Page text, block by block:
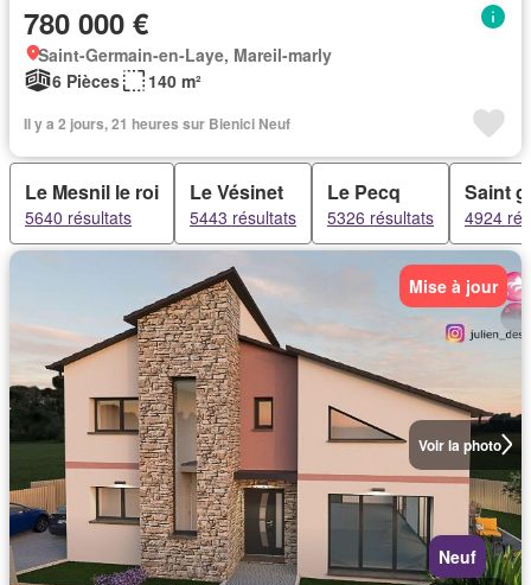
780 000 €
Saint-Germain-en-Laye, Mareil-marly
6 Pièces
140 m²
Il y a 2 jours, 21 heures sur Bienici Neuf
Le Mesnil le roi
5640 résultats
Le Vésinet
5443 résultats
Le Pecq
5326 résultats
Saint
4924
Voir la photo
Mise à jour
Neuf